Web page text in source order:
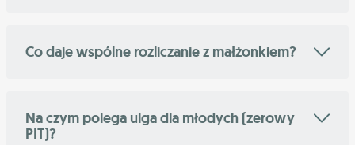
Co daje wspólne rozliczanie z małżonkiem?
Na czym polega ulga dla młodych (zerowy
PIT)?